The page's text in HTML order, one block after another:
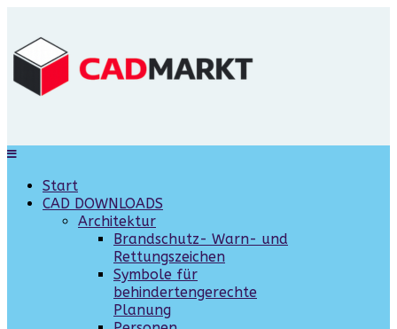
Start
CAD DOWNLOADS
Architektur
Brandschutz- Warn- und
Rettungszeichen
Symbole für
behindertengerechte
Planung